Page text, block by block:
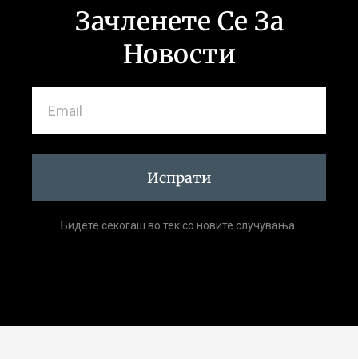
Зачленете Се За
Новости
Испрати
Бидете секогаш во тек со новите случувања